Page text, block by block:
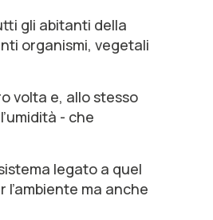
gli abitanti della
organismi, vegetali
volta e, allo stesso
- che
legato a quel
ma anche